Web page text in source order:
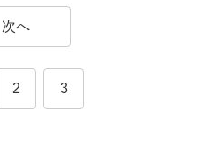
次へ
2 3